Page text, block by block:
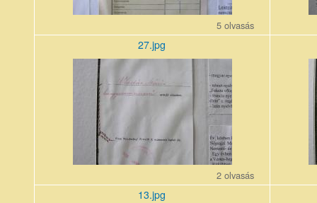
5 olvasás
27.jpg
2 olvasás
12_9.jpg
13.jpg